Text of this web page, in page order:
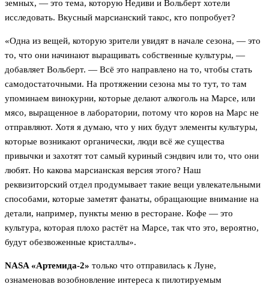
земных, — это тема, которую Недиви и Вольберт хотели
исследовать. Вкусный марсианский такос, кто попробует?
«Одна из вещей, которую зрители увидят в начале сезона, — это
то, что они начинают выращивать собственные культуры, —
добавляет Вольберт. — Всё это направлено на то, чтобы стать
самодостаточными. На протяжении сезона мы то тут, то там
упоминаем винокурни, которые делают алкоголь на Марсе, или
мясо, выращенное в лаборатории, потому что коров на Марс не
отправляют. Хотя я думаю, что у них будут элементы культуры,
которые возникают органически, люди всё же существа
привычки и захотят тот самый куриный сэндвич или то, что они
любят. Но какова марсианская версия этого? Наш
реквизиторский отдел продумывает такие вещи увлекательными
способами, которые заметят фанаты, обращающие внимание на
детали, например, пункты меню в ресторане. Кофе — это
культура, которая плохо растёт на Марсе, так что это, вероятно,
будут обезвоженные кристаллы».
NASA «Артемида-2» только что отправилась к Луне,
ознаменовав возобновление интереса к пилотируемым